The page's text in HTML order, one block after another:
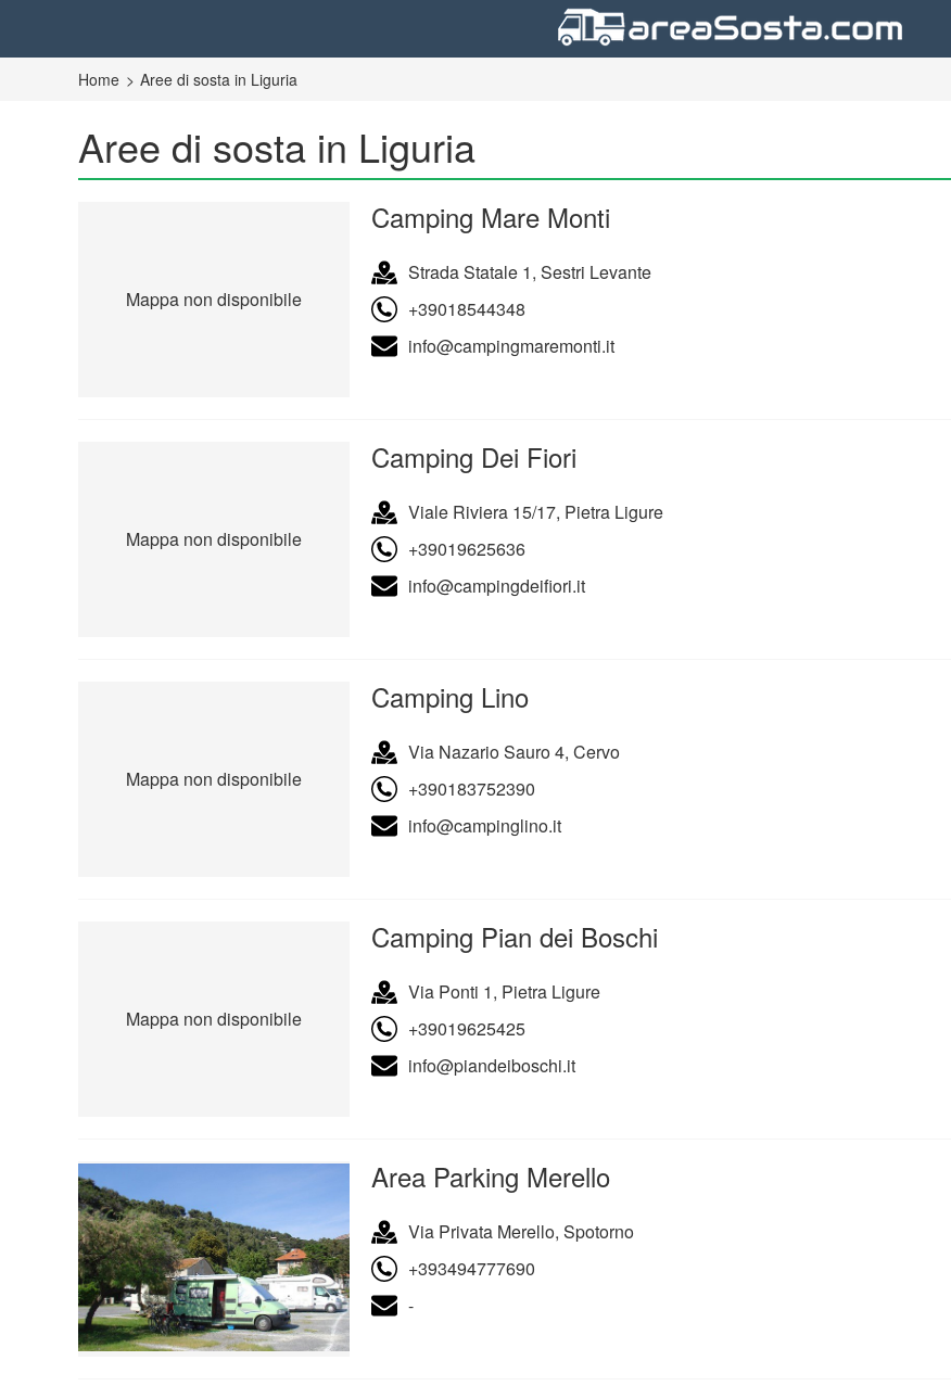
Home Aree di sosta in Liguria
Aree di sosta in Liguria
Mappa non disponibile
Camping Mare Monti
Strada Statale 1, Sestri Levante
+39018544348
info@campingmaremonti.it
Mappa non disponibile
Camping Dei Fiori
Viale Riviera 15/17, Pietra Ligure
+39019625636
info@campingdeifiori.it
Mappa non disponibile
Camping Lino
Via Nazario Sauro 4, Cervo
+390183752390
info@campinglino.it
Mappa non disponibile
Camping Pian dei Boschi
Via Ponti 1, Pietra Ligure
+39019625425
info@piandeiboschi.it
Area Parking Merello
Via Privata Merello, Spotorno
+393494777690
-